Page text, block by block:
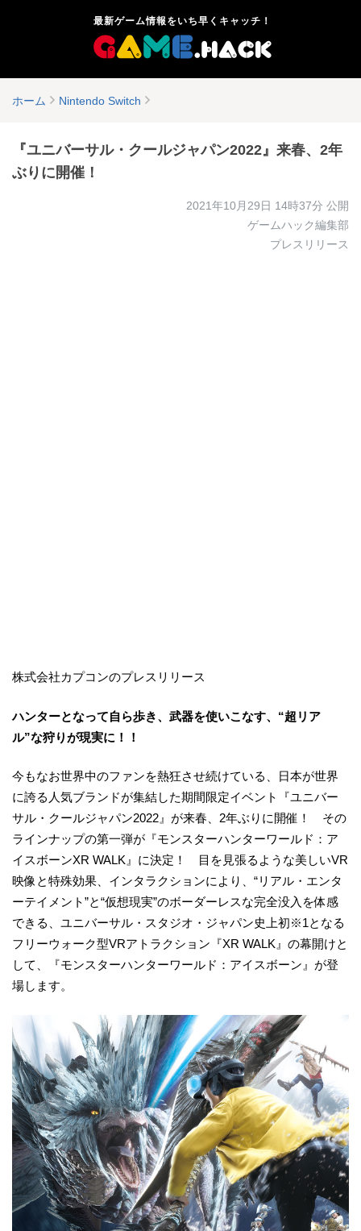
最新ゲーム情報をいち早くキャッチ！
ホーム Nintendo Switch
『ユニバーサル・クールジャパン2022』来春、2年
ぶりに開催！
2021年10月29日 14時37分 公開
ゲームハック編集部
プレスリリース
株式会社カプコンのプレスリリース
ハンターとなって自ら歩き、武器を使いこなす、“超リア
ル”な狩りが現実に！！
今もなお世界中のファンを熱狂させ続けている、日本が世界
に誇る人気ブランドが集結した期間限定イベント『ユニバー
サル・クールジャパン2022』が来春、2年ぶりに開催！ その
ラインナップの第一弾が『モンスターハンターワールド：ア
イスボーンXR WALK』に決定！ 目を見張るような美しいVR
映像と特殊効果、インタラクションにより、“リアル・エンタ
ーテイメント”と“仮想現実”のボーダーレスな完全没入を体感
できる、ユニバーサル・スタジオ・ジャパン史上初※1となる
フリーウォーク型VRアトラクション『XR WALK』の幕開けと
して、『モンスターハンターワールド：アイスボーン』が登
場します。